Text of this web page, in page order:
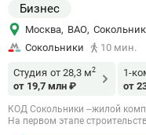
Бизнес
Москва, ВАО,
Сокольники
10 мин.
Студия от 28,3 м2
от 19,7 млн ₽
1-
от
КОД Сокольники –жилой
На первом этапе